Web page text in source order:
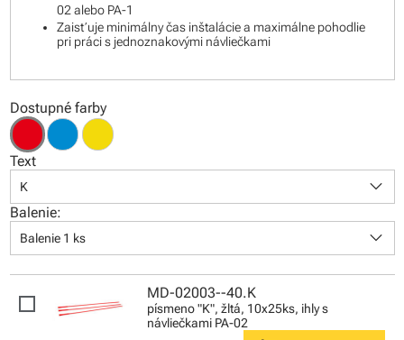
02 alebo PA-1
Zaisťuje minimálny čas inštalácie a maximálne pohodlie
pri práci s jednoznakovými návliečkami
Dostupné farby
Text
K keyboard_arrow_down
Balenie:
Balenie 1 ks keyboard_arrow_down
MD-02003--40.K
písmeno "K", žltá, 10x25ks, ihly s
návliečkami PA-02